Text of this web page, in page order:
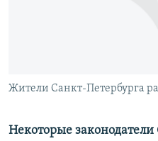
Жители Санкт-Петербурга
Некоторые законодатели